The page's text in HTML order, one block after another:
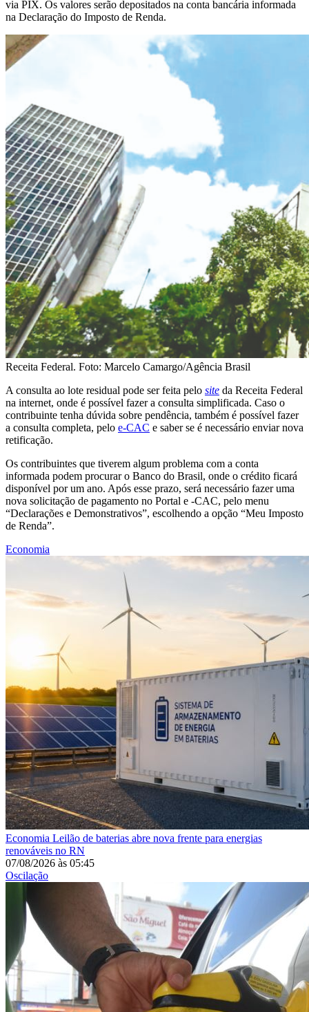
via PIX. Os valores serão depositados na conta bancária informada
na Declaração do Imposto de Renda.
Receita Federal. Foto: Marcelo Camargo/Agência Brasil
A consulta ao lote residual pode ser feita pelo site da Receita Federal
na internet, onde é possível fazer a consulta simplificada. Caso o
contribuinte tenha dúvida sobre pendência, também é possível fazer
a consulta completa, pelo e-CAC e saber se é necessário enviar nova
retificação.
Os contribuintes que tiverem algum problema com a conta
informada podem procurar o Banco do Brasil, onde o crédito ficará
disponível por um ano. Após esse prazo, será necessário fazer uma
nova solicitação de pagamento no Portal e -CAC, pelo menu
“Declarações e Demonstrativos”, escolhendo a opção “Meu Imposto
de Renda”.
Economia
Economia Leilão de baterias abre nova frente para energias
renováveis no RN
07/08/2026 às 05:45
Oscilação